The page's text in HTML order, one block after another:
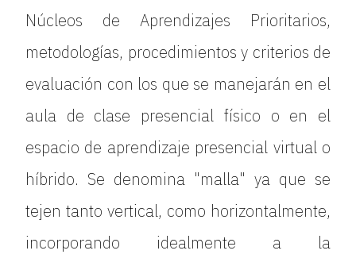
Núcleos de Aprendizajes Prioritarios,
metodologías, procedimientos y criterios de
evaluación con los que se manejarán en el
aula de clase presencial físico o en el
espacio de aprendizaje presencial virtual o
híbrido. Se denomina "malla" ya que se
tejen tanto vertical, como horizontalmente,
incorporando idealmente a la